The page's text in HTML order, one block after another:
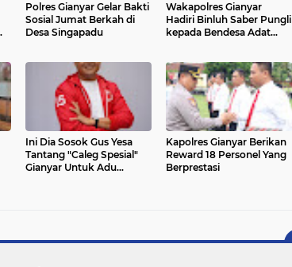
Polres Gianyar Gelar Bakti
Sosial Jumat Berkah di
Desa Singapadu
Wakapolres Gianyar
Hadiri Binluh Saber Pungli
kepada Bendesa Adat
Ini Dia Sosok Gus Yesa
Tantang "Caleg Spesial"
Gianyar Untuk Adu
Kapolres Gianyar Berikan
Reward 18 Personel Yang
Berprestasi